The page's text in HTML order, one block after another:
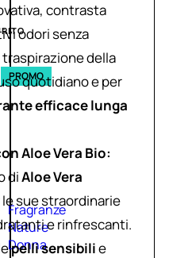
PROMO
Fragranze
Nature
Donna
contrasta
odori senza
della
quotidiano e per
efficace lunga
Aloe Vera Bio:
diAloe Vera
le sue straordinarie
e rinfrescanti.
pelli sensibilie